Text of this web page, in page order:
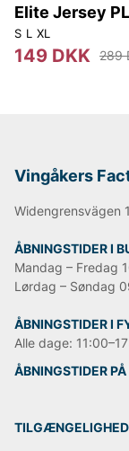
Elite Jersey PL
S L XL
149 DKK 289
Vingåkers
Widengrensvägen
ÅBNINGSTIDER I
Mandag – Fredag
Lørdag – Søndag
ÅBNINGSTIDER I
Alle dage:
ÅBNINGSTIDER